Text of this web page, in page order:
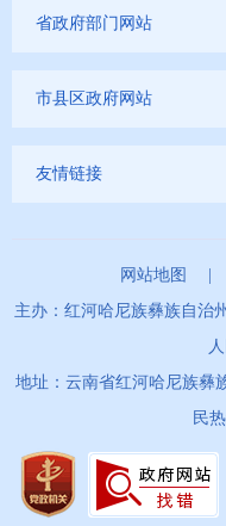
省政府部门网站
市县区政府网站
友情链接
网站地图
主办：红河哈尼族彝族自治
地址：云南省红河哈尼族
民